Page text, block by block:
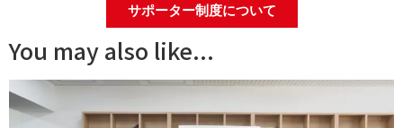
サポーター制度について
You may also like...